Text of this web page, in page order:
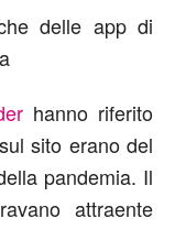
delle app di
hanno riferito
sito erano del
pandemia. Il
attraente